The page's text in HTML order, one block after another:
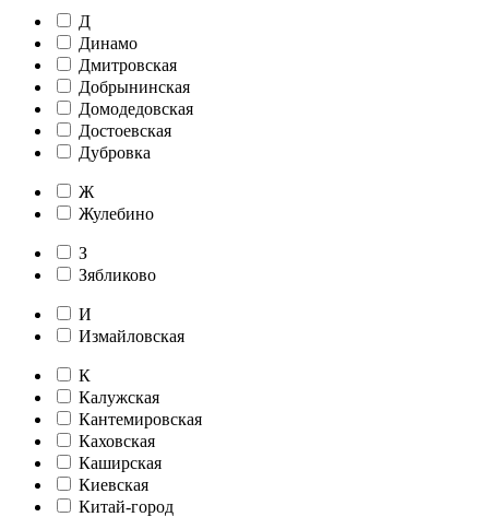
Д
Динамо
Дмитровская
Добрынинская
Домодедовская
Достоевская
Дубровка
Ж
Жулебино
З
Зябликово
И
Измайловская
К
Калужская
Кантемировская
Каховская
Каширская
Киевская
Китай-город